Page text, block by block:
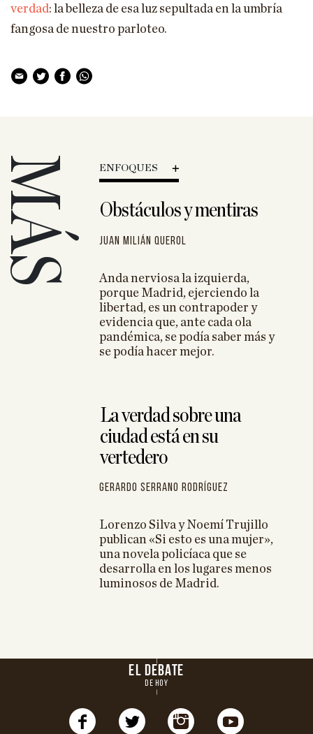
verdad: la belleza de esa luz sepultada en la umbría
fangosa de nuestro parloteo.
ENFOQUES
Obstáculos y mentiras
Juan Milián Querol
Anda nerviosa la izquierda,
porque Madrid, ejerciendo la
libertad, es un contrapoder y
evidencia que, ante cada ola
pandémica, se podía saber más y
se podía hacer mejor.
La verdad sobre una
ciudad está en su
vertedero
Gerardo Serrano Rodríguez
Lorenzo Silva y Noemí Trujillo
publican «Si esto es una mujer»,
una novela policíaca que se
desarrolla en los lugares menos
luminosos de Madrid.
y hasta
y
de luz en la
EL DEBATE
DE HOY